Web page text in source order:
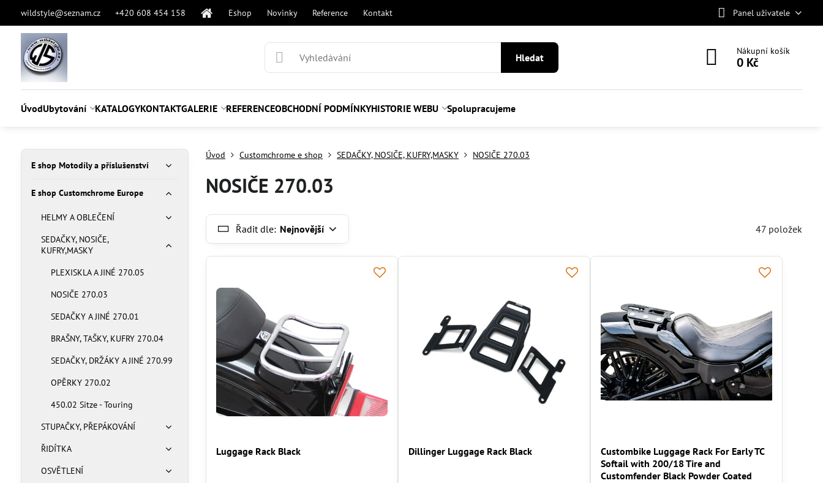
wildstyle@seznam.cz +420 608 454 158 Eshop Novinky Reference Kontakt Panel uživatele
Hledat
Nákupní košík
0 Kč
ÚvodUbytování KATALOGYKONTAKTGALERIE REFERENCEOBCHODNÍ PODMÍNKYHISTORIE WEBU Spolupracujeme
Úvod Customchrome e shop SEDAČKY, NOSIČE, KUFRY,MASKY NOSIČE 270.03
NOSIČE 270.03
Řadit dle: Nejnovější 47 položek
Luggage Rack Black Dillinger Luggage Rack Black
Custombike Luggage Rack For Early TC
Softail with 200/18 Tire and
Customfender Black Powder Coated
E shop Motodíly a příslušenství
E shop Customchrome Europe
HELMY A OBLEČENÍ
SEDAČKY, NOSIČE,
KUFRY,MASKY
PLEXISKLA A JINÉ 270.05
NOSIČE 270.03
SEDAČKY A JINÉ 270.01
BRAŠNY, TAŠKY, KUFRY 270.04
SEDAČKY, DRŽÁKY A JINÉ 270.99
OPĚRKY 270.02
450.02 Sitze - Touring
STUPAČKY, PŘEPÁKOVÁNÍ
ŘIDÍTKA
OSVĚTLENÍ